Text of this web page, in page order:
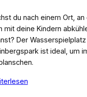
du nach einem Ort, an
mit deine Kindern
Der Wasserspielplatz
ist ideal, um